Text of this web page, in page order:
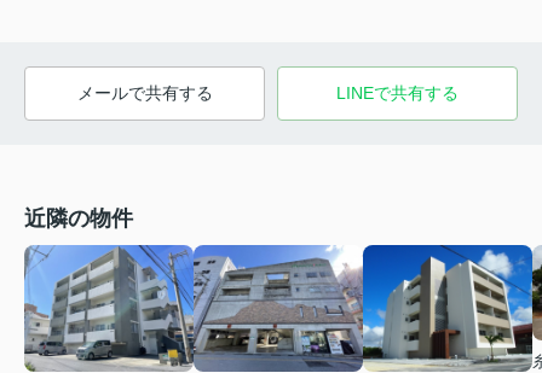
メールで共有する LINEで共有する
近隣の物件